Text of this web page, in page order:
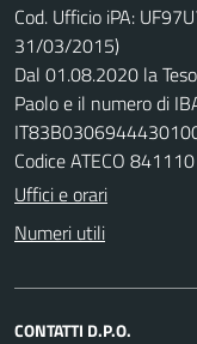
Cod. Ufficio iPA:
31/03/2015)
Dal 01.08.2020 la
Paolo e il numero di
Codice ATECO 841110
Uffici e orari
Numeri utili
CONTATTI D.P.O.